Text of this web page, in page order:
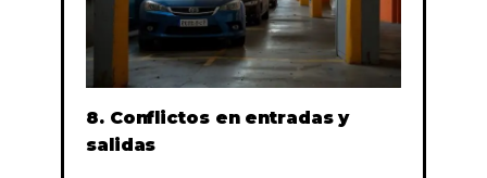
8. Conflictos en entradas y
salidas